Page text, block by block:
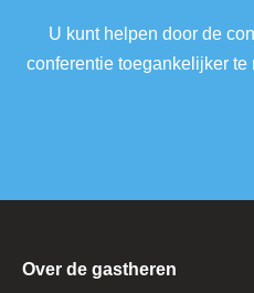
U kunt helpen door de
conferentie toegankelijker
Over de gastheren